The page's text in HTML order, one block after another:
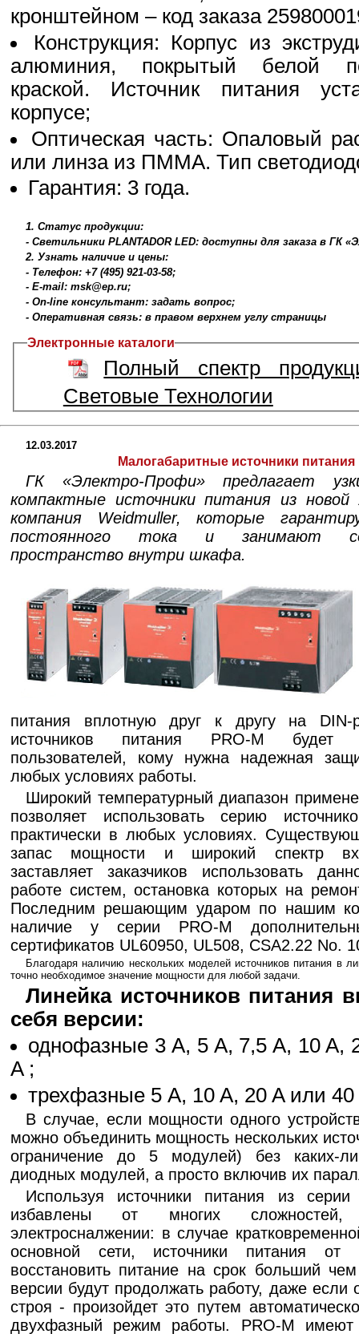
кронштейном – код заказа
Конструкция: Корпус из
алюминия, покрытый белой
краской. Источник питания
корпусе;
Оптическая часть: Опаловый
или линза из ПММА. Тип
Гарантия: 3 года.
1. Статус продукции:
- Светильники PLANTADOR LED: доступны для заказа в ГК
2. Узнать наличие и цены:
- Телефон: +7 (495) 921-03-58;
- E-mail: msk@ep.ru;
- On-line консультант: задать вопрос;
- Оперативная связь: в правом верхнем углу страницы
Электронные каталоги
Полный спектр
Световые Технологии
12.03.2017
Малогабаритные источники питания
ГК «Электро-Профи» предлагает
компактные источники питания из
компания Weidmuller, которые
постоянного тока и занимают
пространство внутри шкафа.
питания вплотную друг к другу на DIN-
источников питания PRO-M будет
пользователей, кому нужна надежная
любых условиях работы.
Широкий температурный диапазон
позволяет использовать серию
практически в любых условиях.
запас мощности и широкий спектр
заставляет заказчиков использовать
работе систем, остановка которых на
Последним решающим ударом по нашим
наличие у серии PRO-M
сертификатов UL60950, UL508, CSA2.22 No.
Благодаря наличию нескольких моделей источников питания в
точно необходимое значение мощности для любой задачи.
Линейка источников питания
себя версии:
однофазные 3 A, 5 A, 7,5 A, 10 A,
A ;
трехфазные 5 A, 10 A, 20 A или 40
В случае, если мощности одного
можно объединить мощность нескольких
ограничение до 5 модулей) без каких-
диодных модулей, а просто включив их
Используя источники питания из
избавлены от многих
электросналжении: в случае
основной сети, источники питания от
восстановить питание на срок больший
версии будут продолжать работу, даже
строя - произойдет это путем
двухфазный режим работы. PRO-M